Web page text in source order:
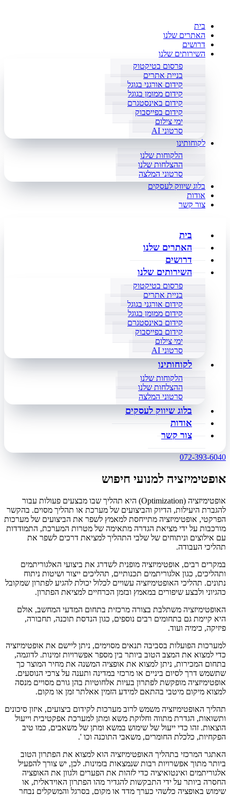
בית
האתרים שלנו
דרושים
השירותים שלנו
פרסום בטיקטוק
בניית אתרים
קידום אורגני בגוגל
קידום ממומן בגוגל
קידום באינסטגרם
קידום בפייסבוק
ימי צילום
סרטוני AI
לקוחותינו
הלקוחות שלנו
ההצלחות שלנו
סרטוני המלצה
בלוג שיווק לעסקים
אודות
צור קשר
בית
האתרים שלנו
דרושים
השירותים שלנו
פרסום בטיקטוק
בניית אתרים
קידום אורגני בגוגל
קידום ממומן בגוגל
קידום באינסטגרם
קידום בפייסבוק
ימי צילום
סרטוני AI
לקוחותינו
הלקוחות שלנו
ההצלחות שלנו
סרטוני המלצה
בלוג שיווק לעסקים
אודות
צור קשר
072-393-6040
אופטימיזציה למנועי חיפוש
אופטימיזציה (Optimization) היא תהליך שבו מבצעים פעולות עבור
להגברת היעילות, הדיוק והביצועים של מערכת או תהליך מסוים. בהקשר
הפרקטי, אופטימיזציה מתייחסת למאמץ לשפר את הביצועים של מערכות
מורכבות על ידי מציאת הגדרה מתאימה של מטרות המערכת, התמודדות
עם אילוצים וניתוחים של שלבי התהליך למציאת דרכים לשפר את
תהליכי העבודה.
במקרים רבים, אופטימיזציה מופנית לשדרג את ביצועי האלגוריתמים
ותהליכים, כגון אלגוריתמים תכנותיים, תהליכים ייצור ושיטות ניתוח
נתונים. תהליכי האופטימיזציה עשויים לכלול יכולת להגיע לפתרון שמקובל
כהגיוני ולבצע שיפורים במאמץ ובזמן הכרחיים למציאת הפתרון.
האופטימיזציה משתלבת בצורה מרכזית בתחום המדעי המחשב, אולם
היא קיימת גם בתחומים רבים נוספים, כגון הנדסת תוכנה, תחבורה,
פיזיקה, כימיה ועוד.
למערכות הפועלות בסביבה תנאים מסוימים, ניתן ליישם את אופטימיזציה
כדי למצוא את המצב הטוב ביותר בין מספר אפשרויות זמינות. לדוגמה,
בתחום המכירות, ניתן למצוא את אופציה המשנה את מחיר המוצר כך
שתשמש דרך לסיום ביניים או מרכזי במדינה ותענה על צרכי הנוסעים.
אופטימיזציה מופקשת לפתרון בעיות אלחוטיות בהן גורם מסויים מנסה
למצוא מיקום מיטבי בהתאם למידע הזמין אאלתר זמן או מקום.
תהליך האופטימיזציה משמש לרוב מערכות לקידום ביצועים, איזון סיכונים
ותשואות, הגדרת מתווה וחלוקת משא ומתן למערכת אפקטיבית וייעול
הוצאות. זהו כדי ייעול של שימוש במשא ומתן של משאבים, כמו טיב
הפקחיות, כלכלת החומרים, משאבי התוכנה וכו '.
האתגר המרכזי בתהליך האופטימיזציה הוא למצוא את הפתרון הטוב
ביותר מתוך אפשרויות רבות שנמצאות בזמינות. לכן, יש צורך להפעיל
אלגוריתמים ואינטואיציה כדי לזהות את הפערים ולגוון את האופציה
החסרה ביותר על ידי התבקשות להגדיר מהו הפתרון האוידאלית, או
שימוש באופציה כלשהי כערך מדד או מקום, בסרגל והמשקלים נבחר